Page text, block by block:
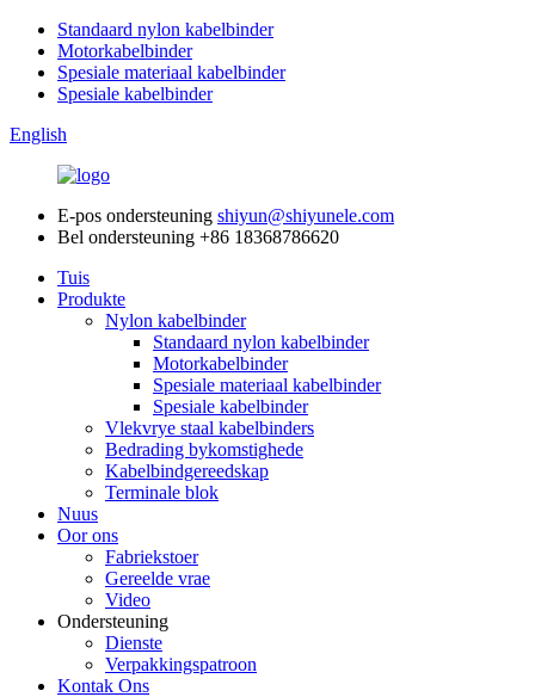
Standaard nylon kabelbinder
Motorkabelbinder
Spesiale materiaal kabelbinder
Spesiale kabelbinder
English
E-pos ondersteuning shiyun@shiyunele.com
Bel ondersteuning +86 18368786620
Tuis
Produkte
Nylon kabelbinder
Standaard nylon kabelbinder
Motorkabelbinder
Spesiale materiaal kabelbinder
Spesiale kabelbinder
Vlekvrye staal kabelbinders
Bedrading bykomstighede
Kabelbindgereedskap
Terminale blok
Nuus
Oor ons
Fabriekstoer
Gereelde vrae
Video
Ondersteuning
Dienste
Verpakkingspatroon
Kontak Ons